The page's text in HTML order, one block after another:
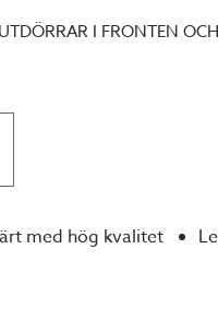
I FRONTEN
med hög kvalitet